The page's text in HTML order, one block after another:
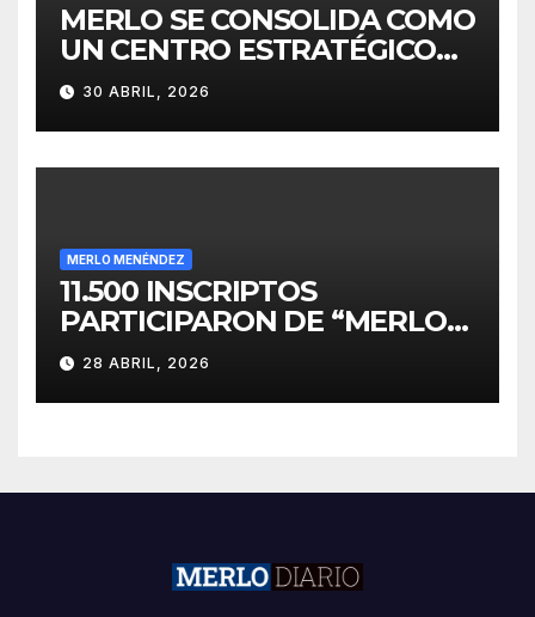
MERLO SE CONSOLIDA COMO
UN CENTRO ESTRATÉGICO
PARA EL DESARROLLO DE
INVERSIONES
30 ABRIL, 2026
MERLO MENÉNDEZ
11.500 INSCRIPTOS
PARTICIPARON DE “MERLO
CORRE POR MALVINAS”
28 ABRIL, 2026